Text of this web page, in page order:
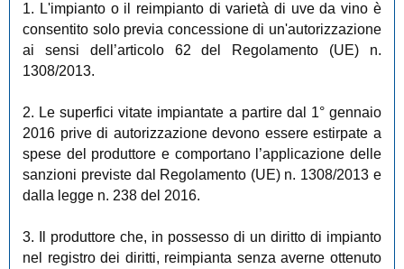
1. L'impianto o il reimpianto di varietà di uve da vino è
consentito solo previa concessione di un'autorizzazione
ai sensi dell’articolo 62 del Regolamento (UE) n.
1308/2013.
2. Le superfici vitate impiantate a partire dal 1° gennaio
2016 prive di autorizzazione devono essere estirpate a
spese del produttore e comportano l’applicazione delle
sanzioni previste dal Regolamento (UE) n. 1308/2013 e
dalla legge n. 238 del 2016.
3. Il produttore che, in possesso di un diritto di impianto
nel registro dei diritti, reimpianta senza averne ottenuto